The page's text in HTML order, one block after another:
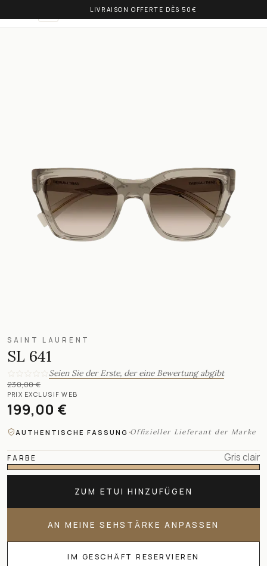
LIVRAISON OFFERTE DÈS 50€
OLIVIA BALM
SAINT LAURENT
SL 641
Seien Sie der Erste, der eine Bewertung abgibt
230,00 €
PRIX EXCLUSIF WEB
199,00 €
AUTHENTISCHE FASSUNG ·Offizieller Lieferant der Marke
FARBE Gris clair
ZUM ETUI HINZUFÜGEN
AN MEINE SEHSTÄRKE ANPASSEN
IM GESCHÄFT RESERVIEREN